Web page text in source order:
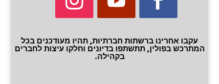
עקבו אחרינו ברשתות חברתיות, תהיו מעודכנים בכל
המתרכש בפולין, תתשתפו בדיונים וחלקו עיצות לחברים
בקהילה.